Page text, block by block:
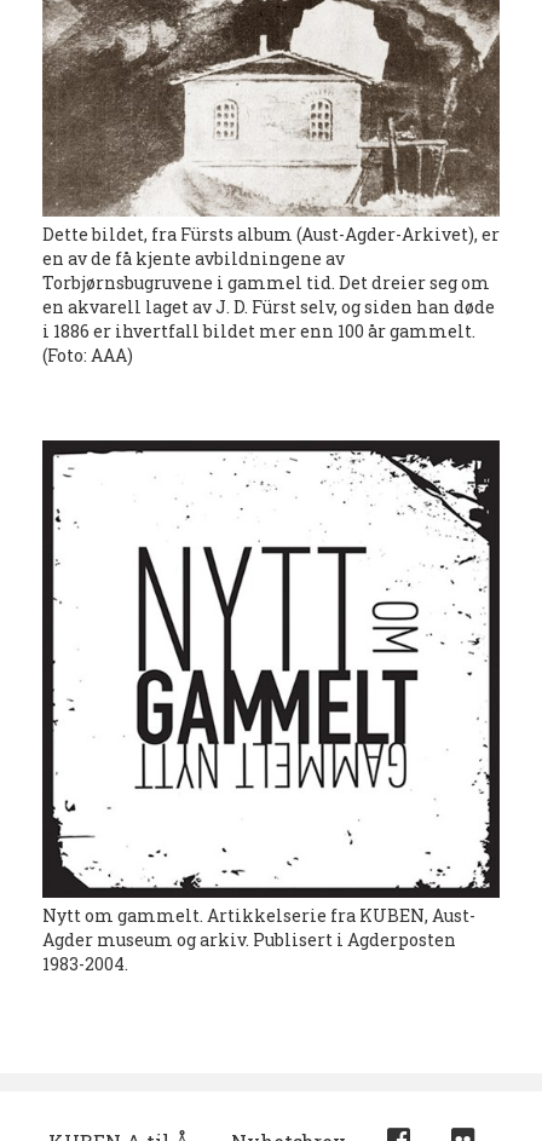
Dette bildet, fra Fürsts album (Aust-Agder-Arkivet), er
en av de få kjente avbildningene av
Torbjørnsbugruvene i gammel tid. Det dreier seg om
en akvarell laget av J. D. Fürst selv, og siden han døde
i 1886 er ihvertfall bildet mer enn 100 år gammelt.
(Foto: AAA)
Nytt om gammelt. Artikkelserie fra KUBEN, Aust-
Agder museum og arkiv. Publisert i Agderposten
1983-2004.